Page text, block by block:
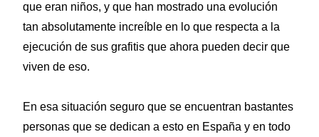
que eran niños, y que han mostrado una evolución
tan absolutamente increíble en lo que respecta a la
ejecución de sus grafitis que ahora pueden decir que
viven de eso.
En esa situación seguro que se encuentran bastantes
personas que se dedican a esto en España y en todo